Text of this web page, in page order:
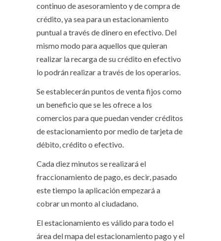
continuo de asesoramiento y de compra de
crédito, ya sea para un estacionamiento
puntual a través de dinero en efectivo. Del
mismo modo para aquellos que quieran
realizar la recarga de su crédito en efectivo
lo podrán realizar a través de los operarios.
Se establecerán puntos de venta fijos como
un beneficio que se les ofrece a los
comercios para que puedan vender créditos
de estacionamiento por medio de tarjeta de
débito, crédito o efectivo.
Cada diez minutos se realizará el
fraccionamiento de pago, es decir, pasado
este tiempo la aplicación empezará a
cobrar un monto al ciudadano.
El estacionamiento es válido para todo el
área del mapa del estacionamiento pago y el